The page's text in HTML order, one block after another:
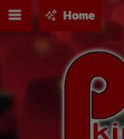
Home